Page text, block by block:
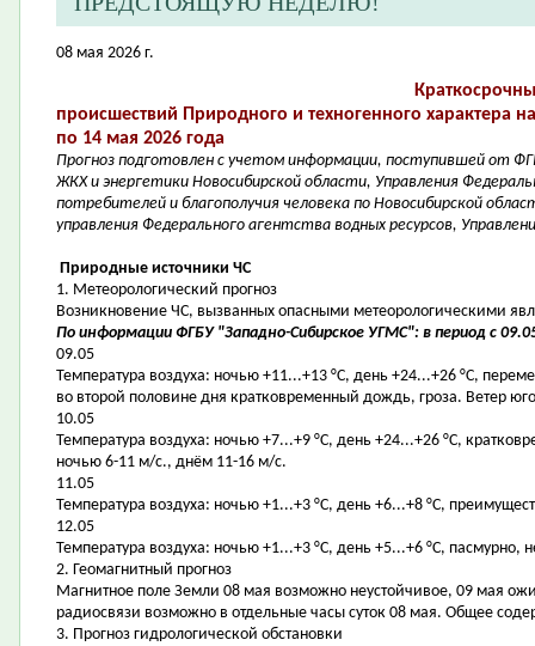
08 мая 2026 г.
происшествий Природного и техногенного характера
по 14 мая 2026 года
Прогноз подготовлен с учетом информации, поступившей от
ЖКХ и энергетики Новосибирской области, Управления
потребителей и благополучия человека по Новосибирской
управления Федерального агентства водных ресурсов,
Природные источники ЧС
1. Метеорологический прогноз
Возникновение ЧС, вызванных опасными метеорологическими
По информации ФГБУ "Западно-Сибирское УГМС": в период с
09.05
Температура воздуха: ночью +11...+13 °С, день +24...+26 °С,
во второй половине дня кратковременный дождь, гроза. Ветер
10.05
Температура воздуха: ночью +7...+9 °С, день +24...+26 °С,
ночью 6-11 м/с., днём 11-16 м/с.
11.05
Температура воздуха: ночью +1...+3 °С, день +6...+8 °С,
12.05
Температура воздуха: ночью +1...+3 °С, день +5...+6 °С,
2. Геомагнитный прогноз
Магнитное поле Земли 08 мая возможно неустойчивое, 09 мая
радиосвязи возможно в отдельные часы суток 08 мая. Общее
3. Прогноз гидрологической обстановки